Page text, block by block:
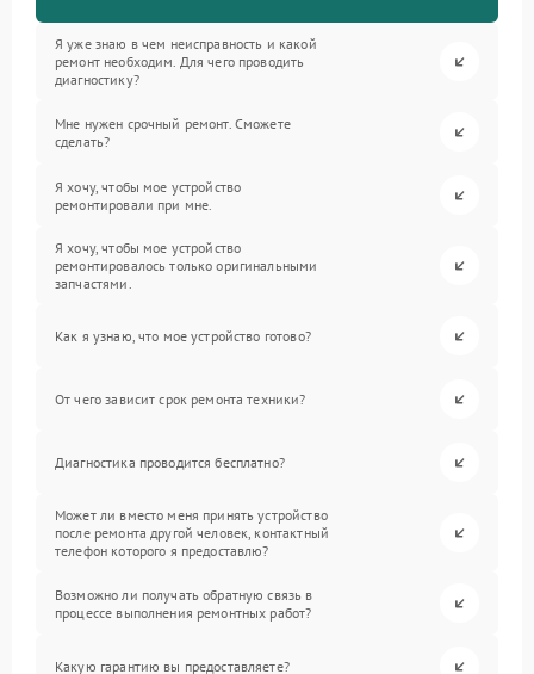
Я уже знаю в чем неисправность и какой
ремонт необходим. Для чего проводить
диагностику?
Мне нужен срочный ремонт. Сможете
сделать?
Я хочу, чтобы мое устройство
ремонтировали при мне.
Я хочу, чтобы мое устройство
ремонтировалось только оригинальными
запчастями.
Как я узнаю, что мое устройство готово?
От чего зависит срок ремонта техники?
Диагностика проводится бесплатно?
Может ли вместо меня принять устройство
после ремонта другой человек, контактный
телефон которого я предоставлю?
Возможно ли получать обратную связь в
процессе выполнения ремонтных работ?
Какую гарантию вы предоставляете?